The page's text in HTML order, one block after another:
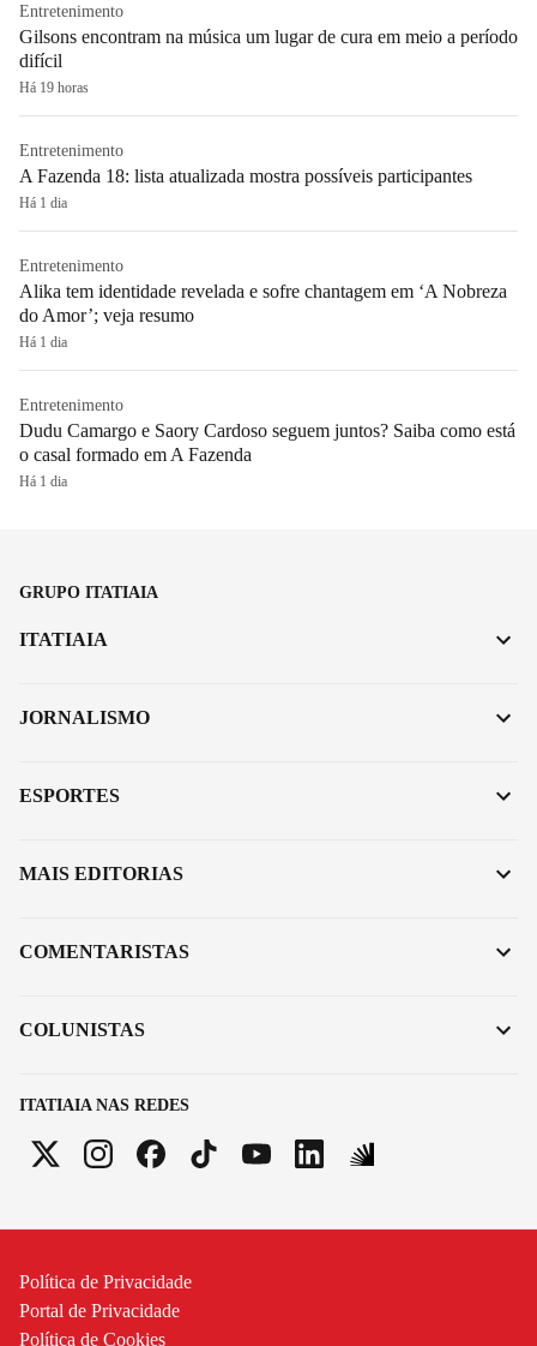
Entretenimento
Gilsons encontram na música um lugar de cura em meio a período
difícil
Há 19 horas
Entretenimento
A Fazenda 18: lista atualizada mostra possíveis participantes
Há 1 dia
Entretenimento
Alika tem identidade revelada e sofre chantagem em ‘A Nobreza
do Amor’; veja resumo
Há 1 dia
Entretenimento
Dudu Camargo e Saory Cardoso seguem juntos? Saiba como está
o casal formado em A Fazenda
Há 1 dia
GRUPO ITATIAIA
ITATIAIA NAS REDES
ITATIAIA
JORNALISMO
ESPORTES
MAIS EDITORIAS
COMENTARISTAS
COLUNISTAS
Política de Privacidade
Portal de Privacidade
Política de Cookies